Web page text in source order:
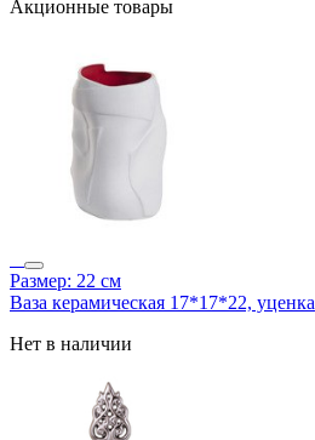
Акционные товары
Размер: 22 см
Ваза керамическая 17*17*22, уценка
Нет в наличии